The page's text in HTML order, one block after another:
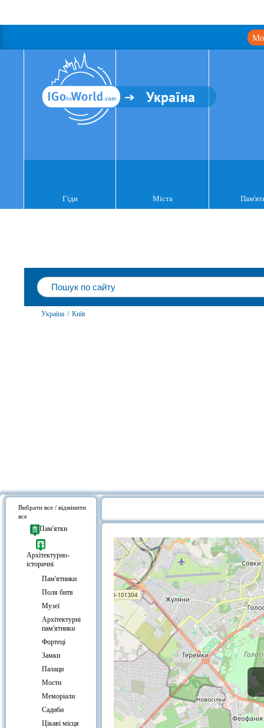
Україна
Гіди Міста
Україна / Київ
Вибрати все / відмінити
все
Пам'ятки
Архітектурно-
історичні
Пам'ятники
Поля битв
Музеї
Архітектурні
пам'ятники
Фортеці
Замки
Палаци
Мости
Меморіали
Садиби
Цікаві місця